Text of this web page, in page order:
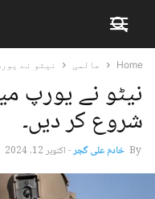
Home عالمی نیٹو نے
نیٹو نے یورپ
شروع کر دیں۔
By خادم علی گجر-اکتوبر 12, 2024